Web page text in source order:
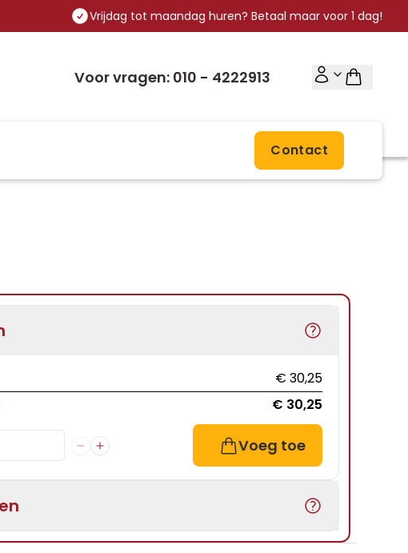
Vrijdag tot maandag huren? Betaal maar voor 1 dag!
Voor vragen: 010 - 4222913
Contact
€ 30,25
€ 30,25
Voeg toe